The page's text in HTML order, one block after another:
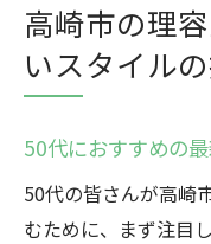
高崎市の理
いスタイル
50代におすすめの
50代の皆さんが高崎
むために、まず注目